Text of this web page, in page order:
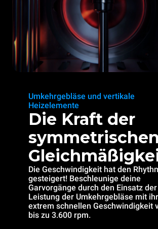
Umkehrgebläse und vertikale
Heizelemente
Die Kraft der
symmetrischen
Die Geschwindigkeit hat den
gesteigert! Beschleunige deine
Garvorgänge durch den Einsatz der
Leistung der Umkehrgebläse mit
extrem schnellen Geschwindigkeit
bis zu 3.600 rpm.